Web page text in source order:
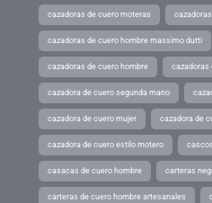
cazadoras de cuero moteras
cazadoras de cuero hombre massimo dutti
cazadoras de cuero hombre cazadoras
cazadora de cuero segunda mano
cazadora de cuero mujer cazadora de
cazadora de cuero estilo motero
casacas de cuero hombre carteras
carteras de cuero hombre artesanales